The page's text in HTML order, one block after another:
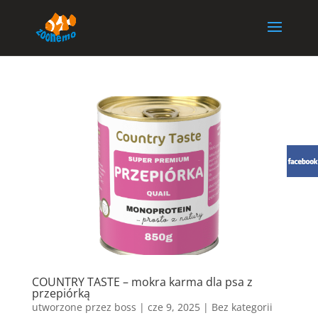
COUNTRY TASTE – mokra karma dla psa z
przepiórką
utworzone przez boss | cze 9, 2025| Bez kategorii